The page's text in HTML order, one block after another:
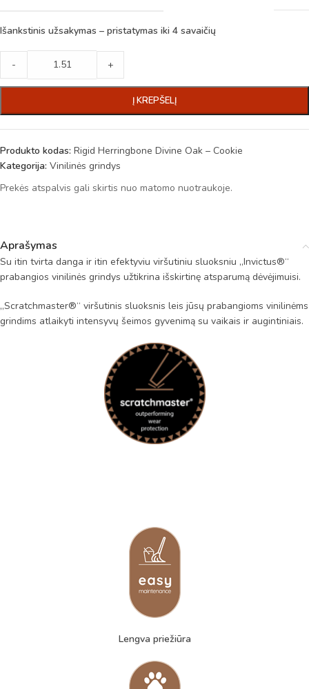
Išankstinis užsakymas – pristatymas iki 4 savaičių
- +
Į KREPŠELĮ
Produkto kodas: Rigid Herringbone Divine Oak – Cookie
Kategorija: Vinilinės grindys
Prekės atspalvis gali skirtis nuo matomo nuotraukoje.
Aprašymas
Su itin tvirta danga ir itin efektyviu viršutiniu sluoksniu „Invictus®“
prabangios vinilinės grindys užtikrina išskirtinę atsparumą dėvėjimuisi.
„Scratchmaster®“ viršutinis sluoksnis leis jūsų prabangioms vinilinėms
grindims atlaikyti intensyvų šeimos gyvenimą su vaikais ir augintiniais.
Lengva priežiūra